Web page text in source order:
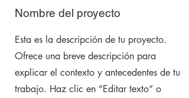
Nombre del proyecto
Esta es la descripción de tu proyecto.
Ofrece una breve descripción para
explicar el contexto y antecedentes de tu
trabajo. Haz clic en “Editar texto” o